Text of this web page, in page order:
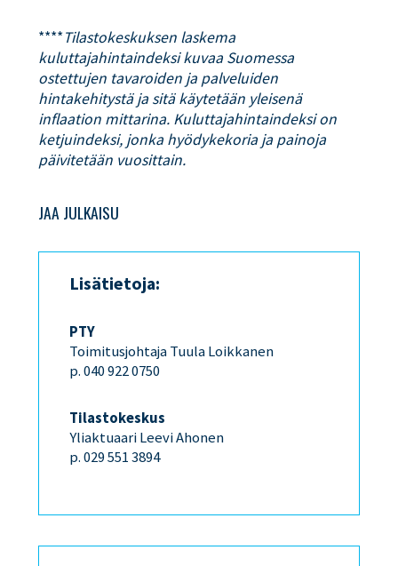
****Tilastokeskuksen laskema
kuluttajahintaindeksi kuvaa Suomessa
ostettujen tavaroiden ja palveluiden
hintakehitystä ja sitä käytetään yleisenä
inflaation mittarina. Kuluttajahintaindeksi on
ketjuindeksi, jonka hyödykekoria ja painoja
päivitetään vuosittain.
JAA JULKAISU
Lisätietoja:
PTY
Toimitusjohtaja Tuula Loikkanen
p. 040 922 0750
Tilastokeskus
Yliaktuaari Leevi Ahonen
p. 029 551 3894